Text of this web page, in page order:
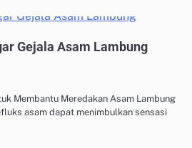
Gejala Asam Lambung
Membantu Meredakan Asam Lambung
asam dapat menimbulkan sensasi